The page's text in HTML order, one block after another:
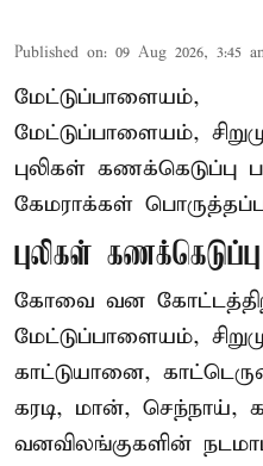
Published on: 09 Aug 2026, 3:45
மேட்டுப்பாளையம்,
மேட்டுப்பாளையம்,
புலிகள் கணக்கெடுப்பு
கேமராக்கள்
புலிகள் கணக்கெடுப்பு
கோவை வன
மேட்டுப்பாளையம்,
காட்டுயானை,
கரடி, மான், செந்நாய்,
வனவிலங்குகளின்